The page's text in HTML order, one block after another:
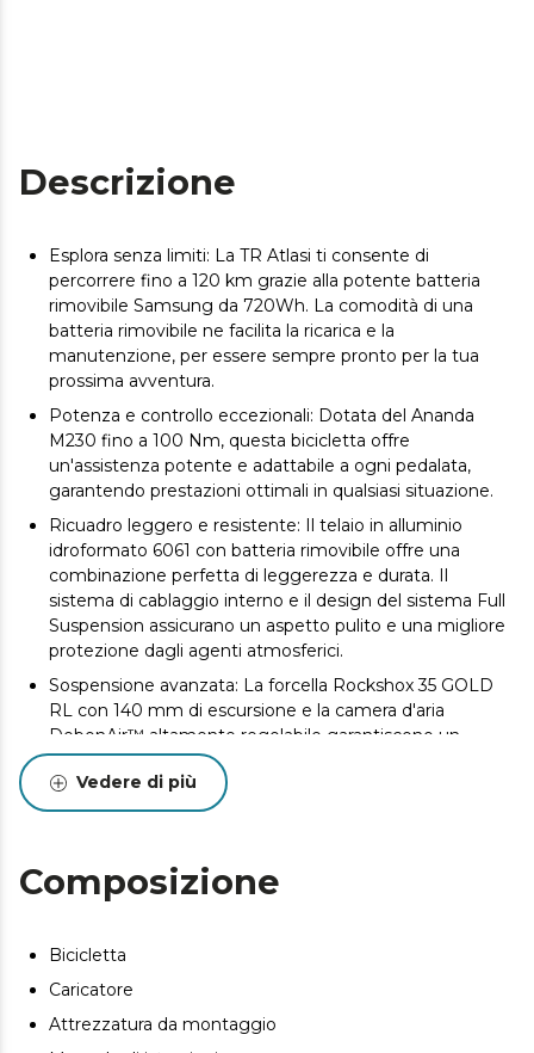
Descrizione
Esplora senza limiti: La TR Atlasi ti consente di
percorrere fino a 120 km grazie alla potente batteria
rimovibile Samsung da 720Wh. La comodità di una
batteria rimovibile ne facilita la ricarica e la
manutenzione, per essere sempre pronto per la tua
prossima avventura.
Potenza e controllo eccezionali: Dotata del Ananda
M230 fino a 100 Nm, questa bicicletta offre
un'assistenza potente e adattabile a ogni pedalata,
garantendo prestazioni ottimali in qualsiasi situazione.
Ricuadro leggero e resistente: Il telaio in alluminio
idroformato 6061 con batteria rimovibile offre una
combinazione perfetta di leggerezza e durata. Il
sistema di cablaggio interno e il design del sistema Full
Suspension assicurano un aspetto pulito e una migliore
protezione dagli agenti atmosferici.
Sospensione avanzata: La forcella Rockshox 35 GOLD
RL con 140 mm di escursione e la camera d'aria
DebonAir™ altamente regolabile garantiscono un
assorbimento superiore degli urti. L'ammortizzatore
Rockshox Deluxe Select con regolazione della
compressione a bassa velocità e blocco aggiunge
Cambio perfetto: Il sistema di trasmissione Shimano
CUES a 11 velocità assicura cambi di marcia fluidi e
Frenata sicura e precisa: I freni idraulici Shimano MT200,
con due pistoni e dischi da 180 mm, offrono una frenata
massima sicurezza in ogni discesa.
Vedere di più
Composizione
Bicicletta
Caricatore
Attrezzatura da montaggio